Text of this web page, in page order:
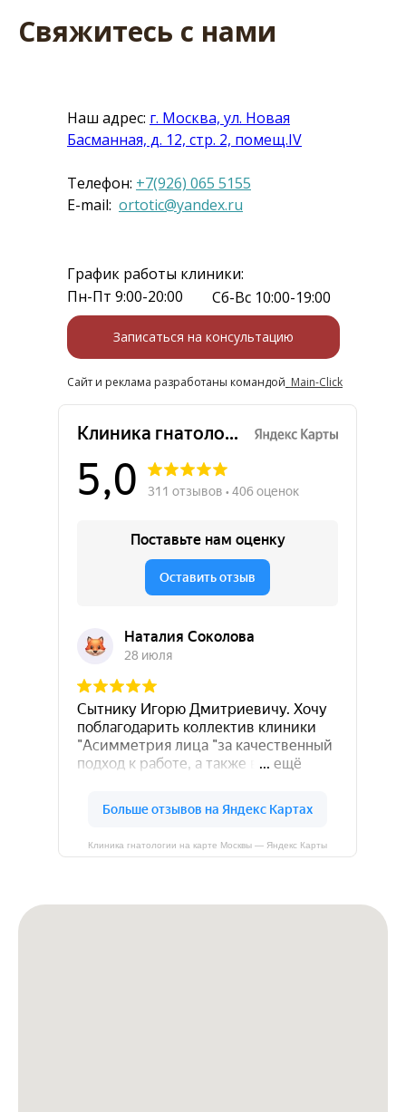
Свяжитесь с нами
Клиника гнатологии на карте Москвы — Яндекс Карты
Наш адрес: г. Москва, ул. Новая
Басманная, д. 12, стр. 2, помещ.IV
Телефон: +7(926) 065 5155
E-mail: ortotic@yandex.ru
Записаться на консультацию
Сб-Вс 10:00-19:00
Пн-Пт 9:00-20:00
Сайт и реклама разработаны командой Main-Click
График работы клиники: